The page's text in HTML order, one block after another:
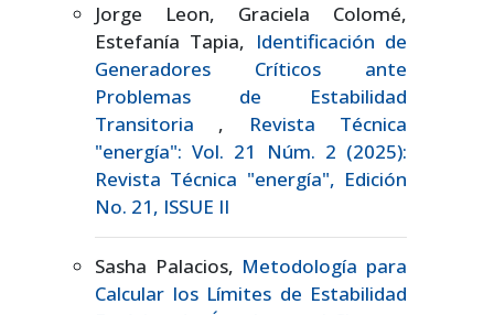
Jorge Leon, Graciela Colomé,
Estefanía Tapia, Identificación de
Generadores Críticos ante
Problemas de Estabilidad
Transitoria ,
Revista Técnica
"energía": Vol. 21 Núm. 2 (2025):
Revista Técnica "energía", Edición
No. 21, ISSUE II
Sasha Palacios, Metodología para
Calcular los Límites de Estabilidad